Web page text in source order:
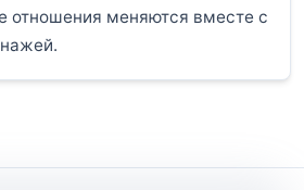
отношения меняются вместе с